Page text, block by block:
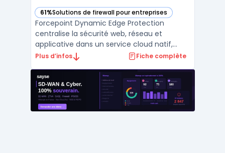
61%Solutions de firewall pour entreprises
— voir Forcepoint Dynamic Edge Protection dans cette
Forcepoint Dynamic Edge Protection
centralise la sécurité web, réseau et
applicative dans un service cloud natif,
sans nécessiter d’appliances locales. Cette
agences ayant des sites distants, des
réseaux Wi-Fi d’accueil ou des liens SASE
avec gestion centralisée ...
Plus d’infos Fiche complète